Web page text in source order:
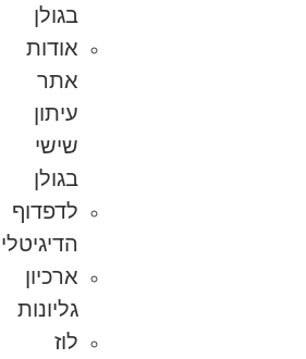
בגולן
אודות
אתר
עיתון
שישי
בגולן
לדפדוף
הדיגיטלי
ארכיון
גליונות
לוז